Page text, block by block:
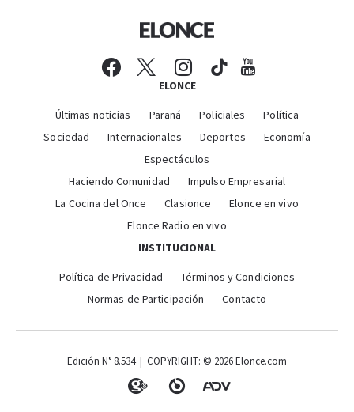
ELONCE
Últimas noticias Paraná Policiales
Política
Sociedad
Internacionales Deportes
Economía
Espectáculos
Haciendo Comunidad
Impulso Empresarial
La Cocina del Once
Clasionce
Elonce en vivo
Elonce Radio en vivo
INSTITUCIONAL
Política de Privacidad
Términos y Condiciones
Normas de Participación
Contacto
Edición N° 8.534 | COPYRIGHT: © 2026 Elonce.com